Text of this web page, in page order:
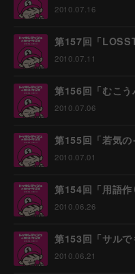
2010.07.16
第157回「
2010.07.11
第156回「むこう
2010.07.06
第155回「若気の
2010.07.01
第154回「用語作
2010.06.26
第153回「サルで
2010.06.21